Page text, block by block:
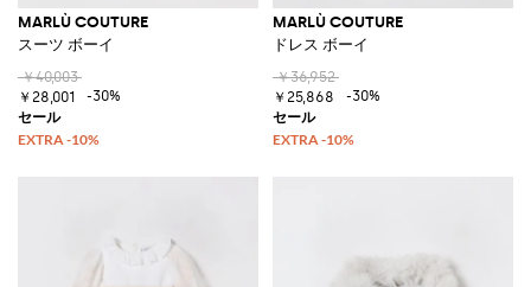
MARLÙ COUTURE
スーツ ボーイ
￥40,003
￥28,001
-30%
MARLÙ COUTURE
ドレス ボーイ
￥36,952
￥25,868
-30%